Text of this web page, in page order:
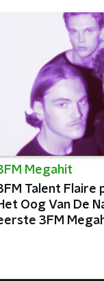
Megahit
Talent Flaire
Oog Van De
3FM